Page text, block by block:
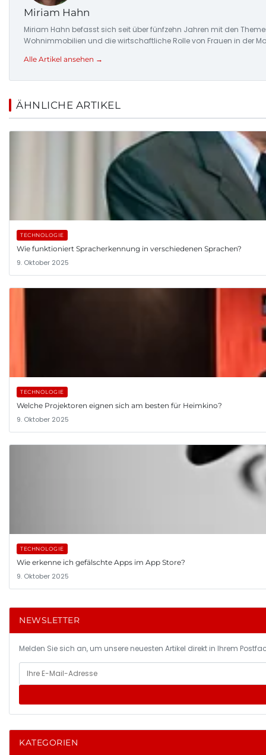
Miriam Hahn
Miriam Hahn befasst sich seit über fünfzehn Jahren mit den
Wohnimmobilien und die wirtschaftliche Rolle von Frauen in der
Alle Artikel ansehen →
ÄHNLICHE ARTIKEL
TECHNOLOGIE
Wie funktioniert Spracherkennung in verschiedenen Sprachen?
9. Oktober 2025
TECHNOLOGIE
Welche Projektoren eignen sich am besten für Heimkino?
9. Oktober 2025
TECHNOLOGIE
Wie erkenne ich gefälschte Apps im App Store?
9. Oktober 2025
NEWSLETTER
Melden Sie sich an, um unsere neuesten Artikel direkt in Ihrem
KATEGORIEN